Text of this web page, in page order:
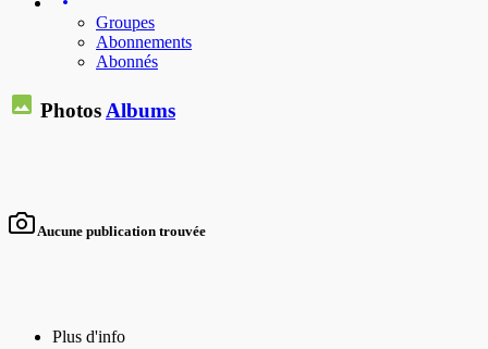
Groupes
Abonnements
Abonnés
PhotosAlbums
Aucune publication trouvée
Plus d'info